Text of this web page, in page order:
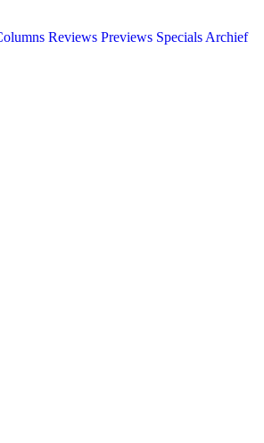
Reviews Previews Specials Archief